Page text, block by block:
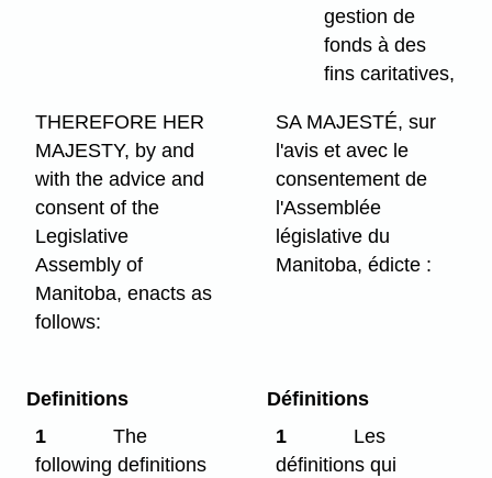
gestion de
fonds à des
fins caritatives,
THEREFORE HER
MAJESTY, by and
with the advice and
consent of the
Legislative
Assembly of
Manitoba, enacts as
follows:
SA MAJESTÉ, sur
l'avis et avec le
consentement de
l'Assemblée
législative du
Manitoba, édicte :
Definitions
1
The
following definitions
Définitions
1
Les
définitions qui